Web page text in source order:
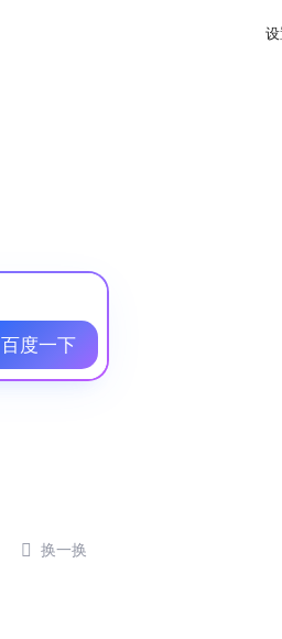
百度一下
 换一换